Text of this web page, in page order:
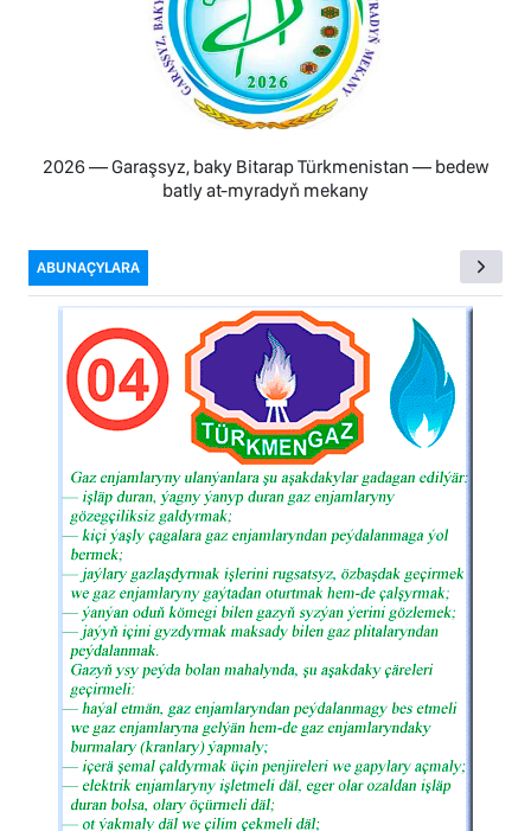
2026 — Garaşsyz, baky Bitarap Türkmenistan — bedew
batly at-myradyň mekany
ABUNAÇYLARA